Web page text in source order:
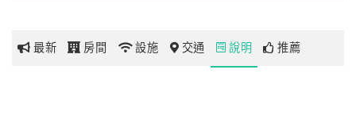
客 最新 房間 設施 交通 說明 推薦